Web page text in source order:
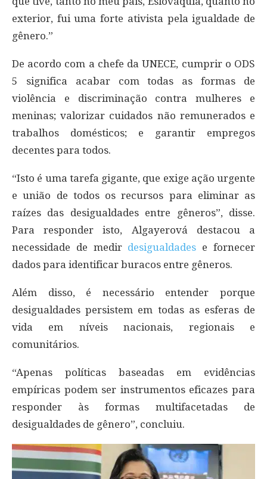
exterior, fui uma forte ativista pela igualdade de
gênero.”
De acordo com a chefe da UNECE, cumprir o ODS
5 significa acabar com todas as formas de
violência e discriminação contra mulheres e
meninas; valorizar cuidados não remunerados e
trabalhos domésticos; e garantir empregos
decentes para todos.
“Isto é uma tarefa gigante, que exige ação urgente
e união de todos os recursos para eliminar as
raízes das desigualdades entre gêneros”, disse.
Para responder isto, Algayerová destacou a
necessidade de medir desigualdades e fornecer
dados para identificar buracos entre gêneros.
Além disso, é necessário entender porque
desigualdades persistem em todas as esferas de
vida em níveis nacionais, regionais e
comunitários.
“Apenas políticas baseadas em evidências
empíricas podem ser instrumentos eficazes para
responder às formas multifacetadas de
desigualdades de gênero”, concluiu.